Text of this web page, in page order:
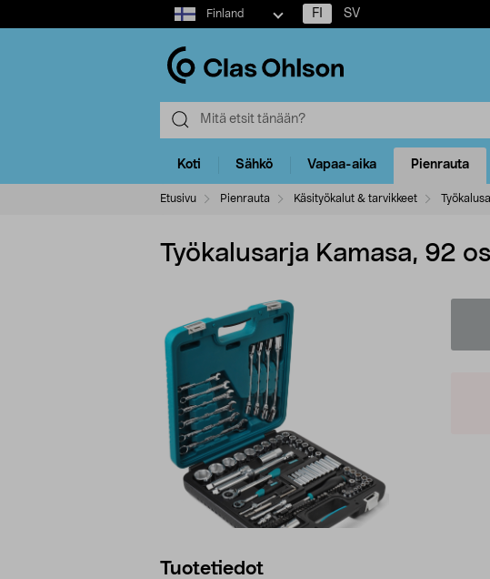
Select
market
Finland FI SV
Koti Sähkö Vapaa-aika Pienrauta
Etusivu Pienrauta Käsityökalut & tarvikkeet
Työkalusarja Kamasa, 92
Tuotetiedot